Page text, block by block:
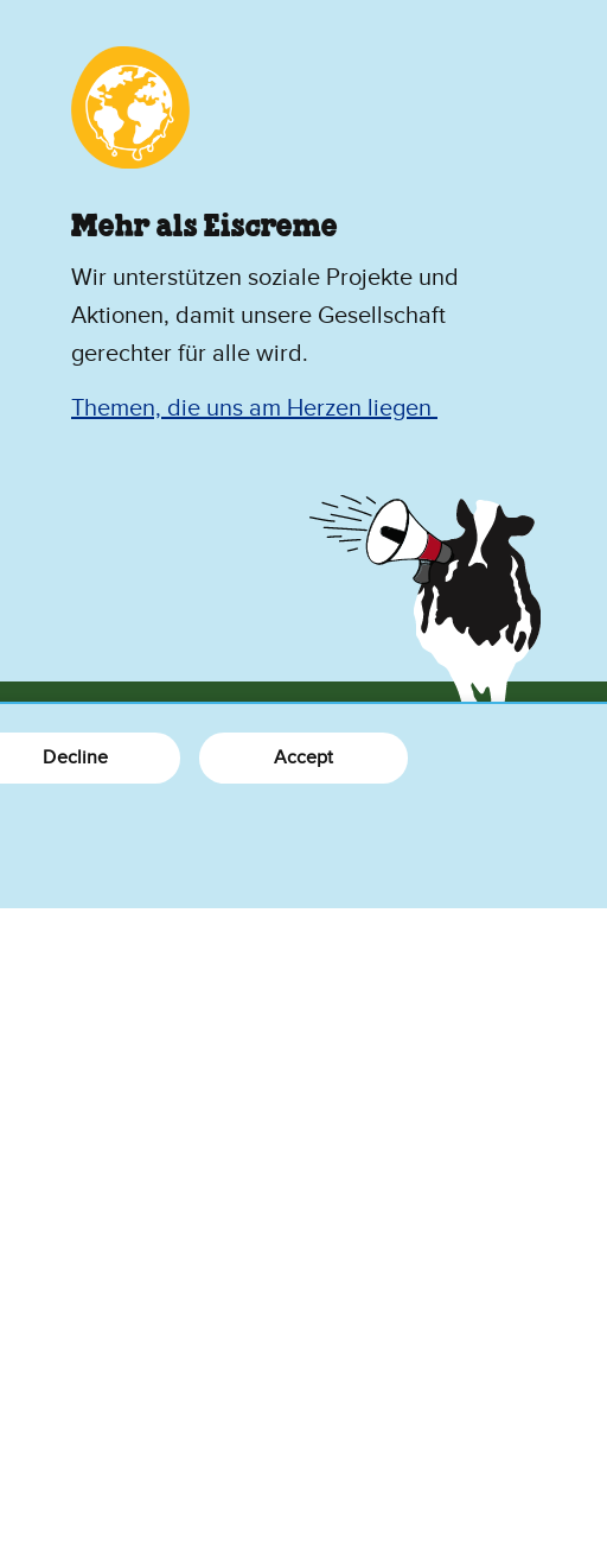
Mehr als Eiscreme
​Wir unterstützen soziale Projekte und
Aktionen, damit unsere Gesellschaft
gerechter für alle wird.
Themen, die uns am Herzen liegen
Unsere Geschichte
Decline Accept